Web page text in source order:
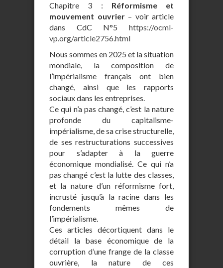
Chapitre 3 : Réformisme et
mouvement ouvrier– voir article
dans CdC N°5 https://ocml-
vp.org/article2756.html
Nous sommes en 2025 et la situation
mondiale, la composition de
l’impérialisme français ont bien
changé, ainsi que les rapports
sociaux dans les entreprises.
Ce qui n’a pas changé, c’est la nature
profonde du capitalisme-
impérialisme, de sa crise structurelle,
de ses restructurations successives
pour s’adapter à la guerre
économique mondialisé. Ce qui n’a
pas changé c’est la lutte des classes,
et la nature d’un réformisme fort,
incrusté jusqu’à la racine dans les
fondements mêmes de
l’impérialisme.
Ces articles décortiquent dans le
détail la base économique de la
corruption d’une frange de la classe
ouvrière, la nature de ces